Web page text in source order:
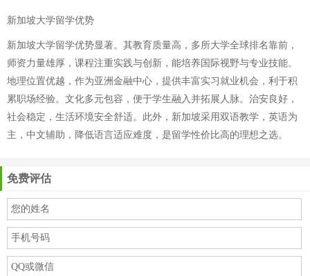
新加坡大学留学优势
新加坡大学留学优势显著。其教育质量高，多所大学全球排名靠前，
师资力量雄厚，课程注重实践与创新，能培养国际视野与专业技能。
地理位置优越，作为亚洲金融中心，提供丰富实习就业机会，利于积
累职场经验。文化多元包容，便于学生融入并拓展人脉。治安良好，
社会稳定，生活环境安全舒适。此外，新加坡采用双语教学，英语为
主，中文辅助，降低语言适应难度，是留学性价比高的理想之选。
免费评估